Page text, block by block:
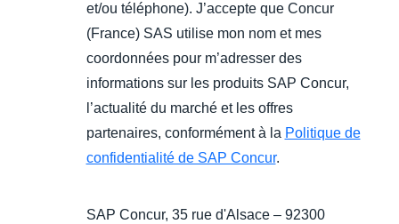
et/ou téléphone). J’accepte que Concur
(France) SAS utilise mon nom et mes
coordonnées pour m’adresser des
informations sur les produits SAP Concur,
l’actualité du marché et les offres
partenaires, conformément à la Politique de
confidentialité de SAP Concur.
SAP Concur, 35 rue d'Alsace – 92300